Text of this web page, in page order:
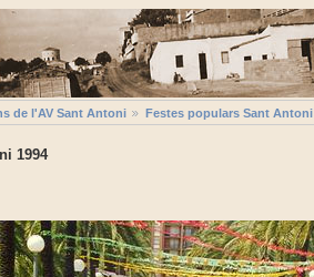
de l'AV Sant Antoni Festes populars Sant Antoni
1994